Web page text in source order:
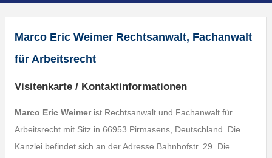
Marco Eric Weimer Rechtsanwalt, Fachanwalt
für Arbeitsrecht
Visitenkarte / Kontaktinformationen
Marco Eric Weimerist Rechtsanwalt und Fachanwalt für
Arbeitsrecht mit Sitz in 66953 Pirmasens, Deutschland. Die
Kanzlei befindet sich an der Adresse Bahnhofstr. 29. Die